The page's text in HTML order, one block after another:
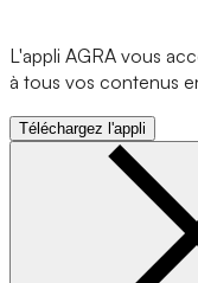
L'appli AGRA vous
à tous vos contenus
Téléchargez l'appli